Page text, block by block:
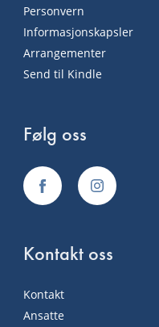
Personvern
Informasjonskapsler
Arrangementer
Send til Kindle
Følg oss
Kontakt oss
Kontakt
Ansatte